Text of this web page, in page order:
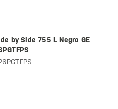
by Side 755 L Negro GE